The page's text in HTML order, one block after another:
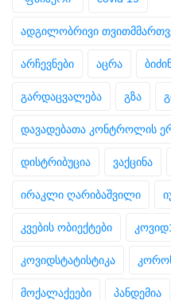
ადგილობრივი
არჩევნები აცრა
გარდაცვალება გზა
დავადებათა კონტროლის
დისტრიბუცია ვაქცინა
ირაკლი ღარიბაშვილი
კვების ობიექტები
კოვიდსტატისტიკა
მოქალაქეები პანდემია